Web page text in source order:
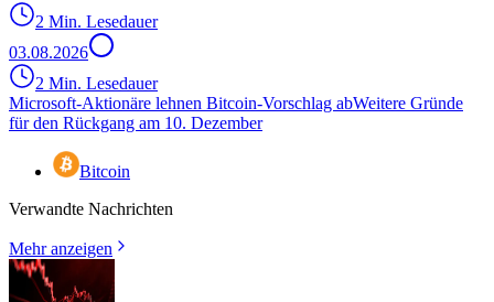
2 Min. Lesedauer
03.08.2026
2 Min. Lesedauer
Microsoft-Aktionäre lehnen Bitcoin-Vorschlag abWeitere Gründe
für den Rückgang am 10. Dezember
Bitcoin
Verwandte Nachrichten
Mehr anzeigen